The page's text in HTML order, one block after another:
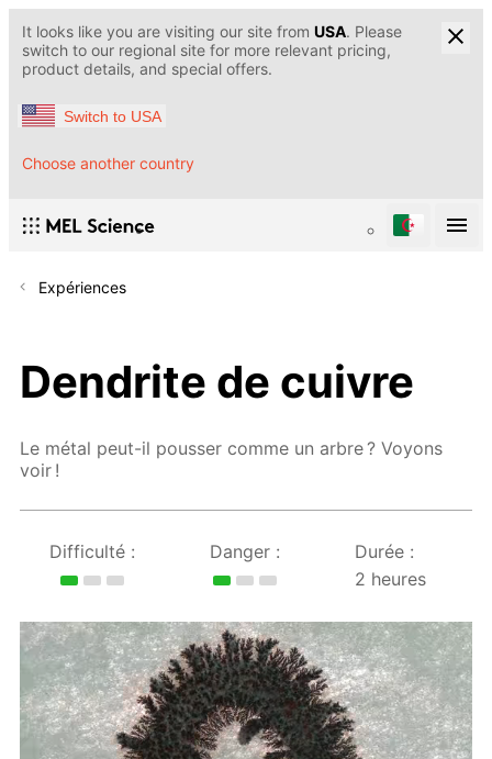
It looks like you are visiting our site from USA. Please
switch to our regional site for more relevant pricing,
product details, and special offers.
Switch to USA
Choose another country
Expériences
Dendrite de cuivre
Le métal peut-il pousser comme un arbre ? Voyons
voir !
Difficulté : Danger :
Durée :
2 heures